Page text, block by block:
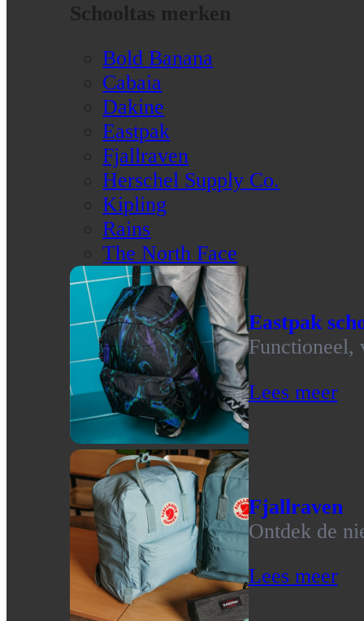
Schooltas merken
Bold Banana
Cabaia
Dakine
Eastpak
Fjallraven
Herschel Supply Co.
Kipling
Rains
The North Face
Eastpak
Functioneel,
Lees meer
Fjallraven
Ontdek de
Lees meer